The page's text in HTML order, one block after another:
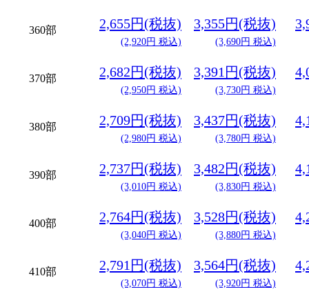
360部 2,655円(税抜)
(2,920円 税込)
3,355円(税抜)
(3,690円 税込)
370部 2,682円(税抜)
(2,950円 税込)
3,391円(税抜)
(3,730円 税込)
380部 2,709円(税抜)
(2,980円 税込)
3,437円(税抜)
(3,780円 税込)
390部 2,737円(税抜)
(3,010円 税込)
3,482円(税抜)
(3,830円 税込)
400部 2,764円(税抜)
(3,040円 税込)
3,528円(税抜)
(3,880円 税込)
410部 2,791円(税抜)
(3,070円 税込)
3,564円(税抜)
(3,920円 税込)